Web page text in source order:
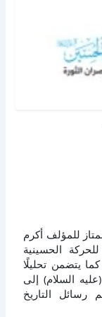
للمؤلف أكرم
الحسينية
يتضمن تحليلًا
السلام) إلى
التاريخ